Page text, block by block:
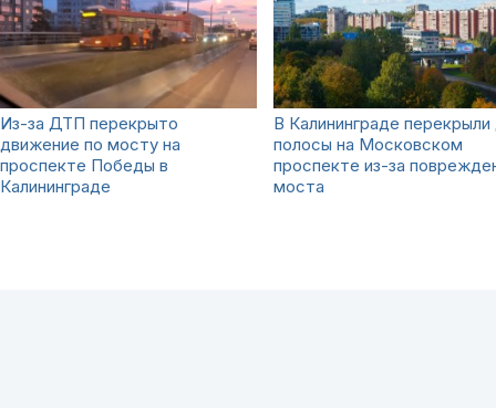
Из-за ДТП перекрыто
движение по мосту на
проспекте Победы в
Калининграде
В Калининграде перекрыли
полосы на Московском
проспекте из-за
моста